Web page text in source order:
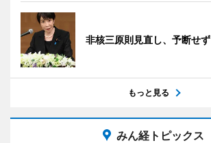
非核三原則見直し、予断せず
もっと見る
みん経トピックス